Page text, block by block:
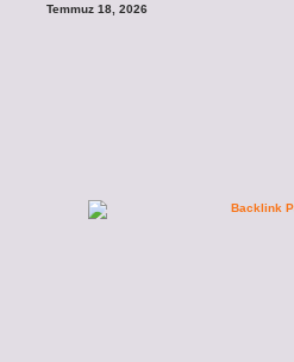
Temmuz 18, 2026